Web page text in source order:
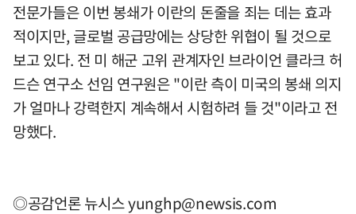
전문가들은 이번 봉쇄가 이란의 돈줄을 죄는 데는 효과
적이지만, 글로벌 공급망에는 상당한 위협이 될 것으로
보고 있다. 전 미 해군 고위 관계자인 브라이언 클라크 허
드슨 연구소 선임 연구원은 "이란 측이 미국의 봉쇄 의지
가 얼마나 강력한지 계속해서 시험하려 들 것"이라고 전
망했다.
◎공감언론 뉴시스yunghp@newsis.com